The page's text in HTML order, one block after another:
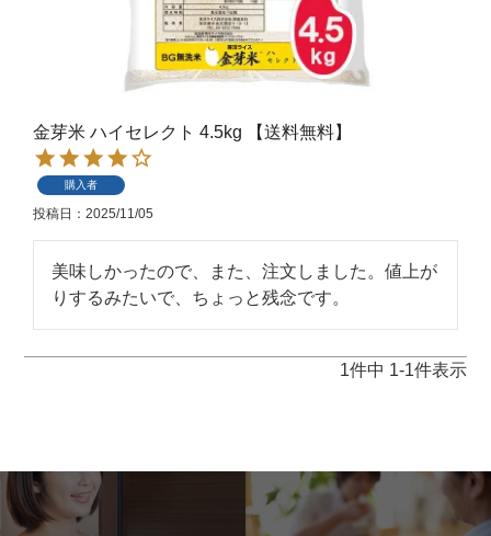
金芽米 ハイセレクト 4.5kg 【送料無料】
購入者
投稿日 2025/11/05
美味しかったので、また、注文しました。値上が
りするみたいで、ちょっと残念です。
1件中 1-1件表示